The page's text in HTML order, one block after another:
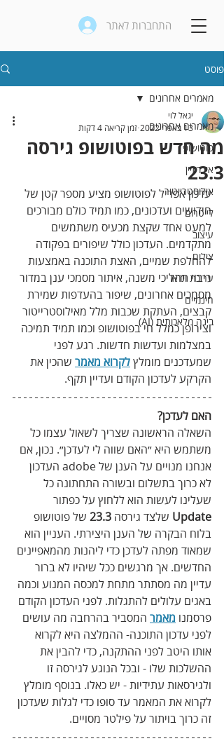
התחברות לאתר
פוסט
מאמרים אחרונים
פוטושופ
אינדיזיין
אילוסטרייטור
לייטרום
עיצוב
צילום
עריכת וידאו
חינמיים
בינה מלאכותית (AI)
מאמרים אחרונים
מה חדש בפוטושופ גירסה
23.3
יגאל לוי
13 באפר׳ 2022
זמן קריאה 4 דקות
עדכון אפריל לפוטושופ מציע מספר קטן של
חידושים ועדכונים, כמו תמיד כולם מבורכים
למעט אחד שקצת מכעיס משתמשים
מתקדמים. העדכון כולל שיפורים בפקודה
להחלפת שמיים, האצת התוכנה באמצעות
ריבוי תהליכי משנה, איתור מסמכי ענן במדור
מסמכים אחרונים, שיפור בהעדפות שמירת
‬וצירופן‭ ‬כמלל‭ ‬חי‭ ‬בפוטושופ וכמו תמיד תמיכה
במצלמות ועדשות חדשות. רגע לפני
שמעדכנים מומלץלקרוא מאמר שהכין את
הקרקע לעדכון הקודם ועדיין תקף.
האם לעדכן?
השאלה הראשונה שצריך לשאול עצמו כל
משתמש היא ״האם שווה לי לעדכן״. נכון, אם
אנחנו מנויים על הענן של adobe העדכון
לא כרוך בתשלום ובשורה התחתונה כל
שעלינו לעשות הוא ללחוץ על כפתור
Update שלצד גירסה 23.3 של פוטושופ
בלוח הבקרה של הענן היצירתי. העניין הוא
שמאוד מפתה לעדכן כדי ליהנות מהמאפיינים
החדשים. אך מרגשים ככל שיהיו לא ברור
עדיין מה מסתתר מתחת למכסה המנוע וכמה
באגים עלולים להתגלות. לפני העדכון הקודם
פרסמנו מאמר המסביר בהרחבה מה עושים
לפני עדכון התוכנה- ההמלצה היא לקרוא
אותו היטב לפני ההתקנה, כדי להבין את
ההשלכות שלו - ובכל הנוגע לגירסה זו
ולגירסאות עתידיות - יש כאלו. בנוסף מומלץ
לקרוא את המאמר עד סופו כדי לגלות שעדכון
זה כרוך בויתור על פילטר מסויים.